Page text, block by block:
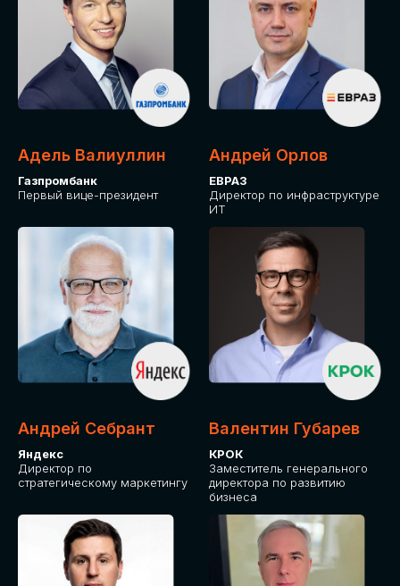
Адель Валиуллин
Газпромбанк
Первый вице-президент
Андрей Орлов
ЕВРАЗ
Директор по инфраструктуре
ИТ
Андрей Себрант
Яндекс
Директор по
стратегическому маркетингу
Валентин Губарев
КРОК
Заместитель генерального
директора по развитию
бизнеса